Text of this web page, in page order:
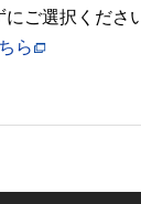
ご選択くださ
ら